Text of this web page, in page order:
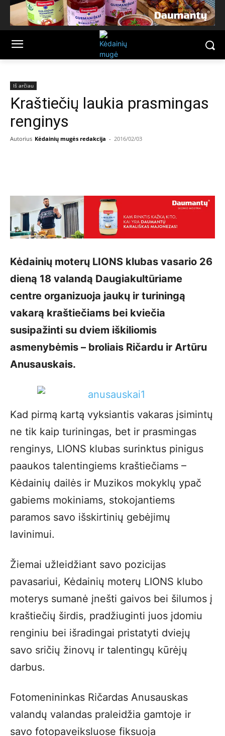
Iš arčiau
Kraštiečių laukia prasmingas
renginys
Autorius Kėdainių mugės redakcija - 2016/02/03
Kėdainių moterų LIONS klubas vasario 26
dieną 18 valandą Daugiakultūriame
centre organizuoja jaukų ir turiningą
vakarą kraštiečiams bei kviečia
susipažinti su dviem iškiliomis
asmenybėmis – broliais Ričardu ir Artūru
Anusauskais.
Kad pirmą kartą vyksiantis vakaras įsimintų
ne tik kaip turiningas, bet ir prasmingas
renginys, LIONS klubas surinktus pinigus
paaukos talentingiems kraštiečiams –
Kėdainių dailės ir Muzikos mokyklų ypač
gabiems mokiniams, stokojantiems
paramos savo išskirtinių gebėjimų
lavinimui.
Žiemai užleidžiant savo pozicijas
pavasariui, Kėdainių moterų LIONS klubo
moterys sumanė įnešti gaivos bei šilumos į
kraštiečių širdis, pradžiuginti juos įdomiu
renginiu bei išradingai pristatyti dviejų
savo sričių žinovų ir talentingų kūrėjų
darbus.
Fotomenininkas Ričardas Anusauskas
valandų valandas praleidžia gamtoje ir
savo fotopaveiksluose fiksuoja